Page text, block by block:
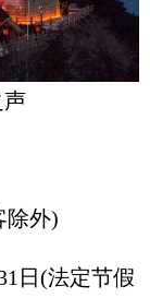
声
外)
日(法定节假